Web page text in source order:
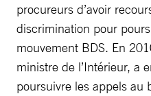
procureurs d’avoir
discrimination pour
mouvement BDS. En
ministre de l’Intérieur, a
poursuivre les appels au